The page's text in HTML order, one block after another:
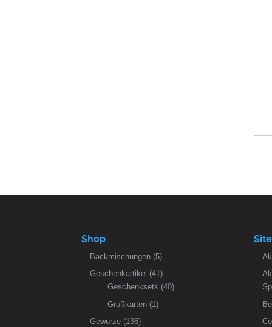
Shop
Backmischungen (5)
Geschenkartikel (41)
Geschenksets (40)
Grußkarten (1)
Gewürze (136)